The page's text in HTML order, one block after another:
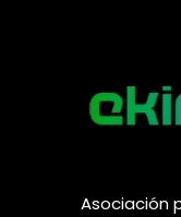
Asociación